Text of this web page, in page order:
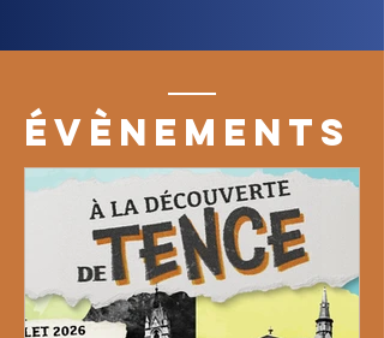
Évènements